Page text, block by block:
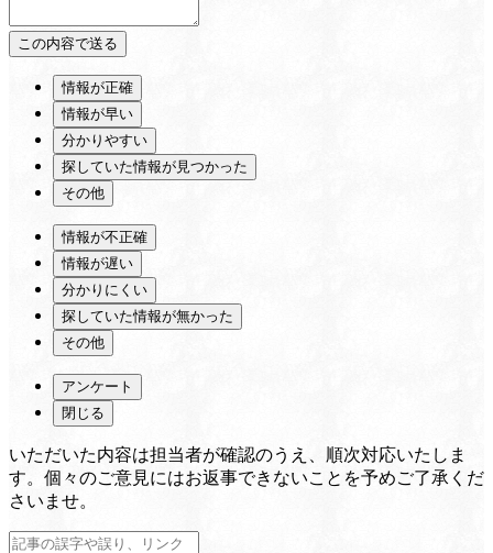
情報が正確
情報が早い
分かりやすい
探していた情報が見つかった
その他
情報が不正確
情報が遅い
分かりにくい
探していた情報が無かった
その他
アンケート
閉じる
いただいた内容は担当者が確認のうえ、順次対応いたしま
す。個々のご意見にはお返事できないことを予めご了承くだ
さいませ。